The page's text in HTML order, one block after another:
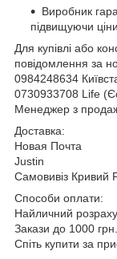
Виробник
підвищуючи ціни.
Для купівлі або
повідомлення за
0984248634
0730933708 Life
Менеджер з
Доставка:
Новая Почта
Justin
Самовивіз Кривий
Способи оплати:
Найличний
Закази до 1000
Спіть купити за